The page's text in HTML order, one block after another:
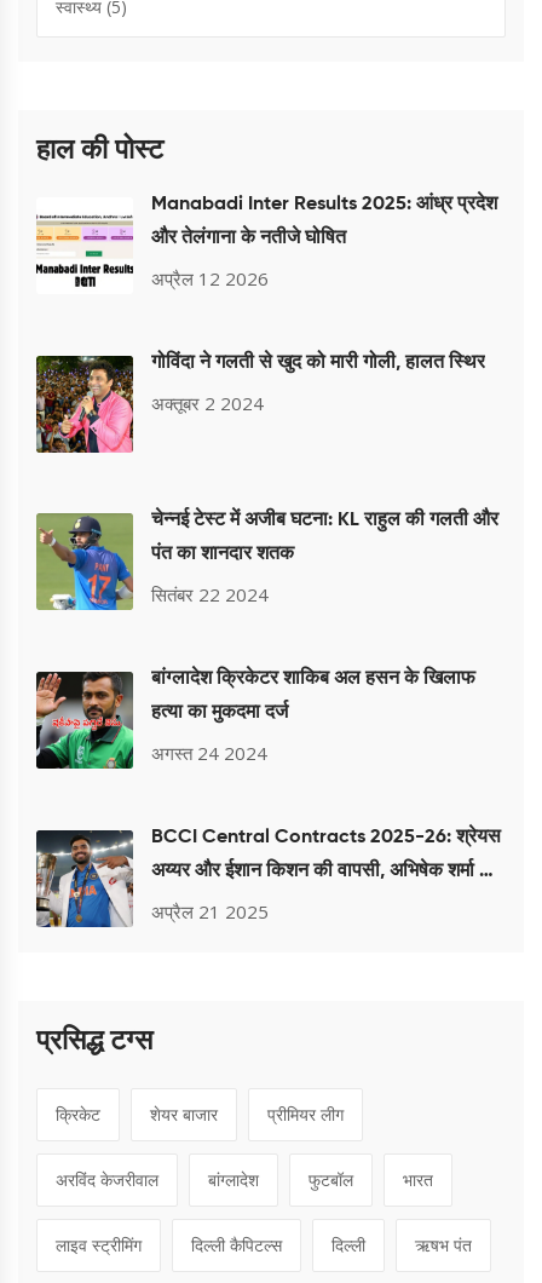
स्वास्थ्य (5)
हाल की पोस्ट
Manabadi Inter Results 2025: आंध्र प्रदेश
और तेलंगाना के नतीजे घोषित
अप्रैल 12 2026
गोविंदा ने गलती से खुद को मारी गोली, हालत स्थिर
अक्तूबर 2 2024
चेन्नई टेस्ट में अजीब घटना: KL राहुल की गलती और
पंत का शानदार शतक
सितंबर 22 2024
बांग्लादेश क्रिकेटर शाकिब अल हसन के खिलाफ
हत्या का मुकदमा दर्ज
अगस्त 24 2024
BCCI Central Contracts 2025-26: श्रेयस
अय्यर और ईशान किशन की वापसी, अभिषेक शर्मा और
वरुण चक्रवर्ती भी शामिल
अप्रैल 21 2025
प्रसिद्ध टग्स
क्रिकेट शेयर बाजार प्रीमियर लीग
अरविंद केजरीवाल बांग्लादेश फुटबॉल भारत
लाइव स्ट्रीमिंग दिल्ली कैपिटल्स दिल्ली ऋषभ पंत